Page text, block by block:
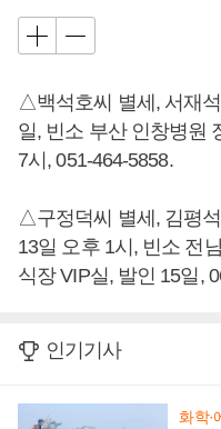
△백석호씨 별세, 서재
일, 빈소 부산 인창병원
7시, 051-464-5858.
△구정덕씨 별세, 김평
13일 오후 1시, 빈소 전
식장 VIP실, 발인 15일,
인기기사
화학·